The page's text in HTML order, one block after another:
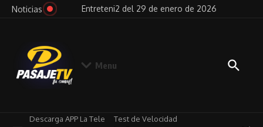
Saltar al contenido
Noticias Entreteni2 del 29 de enero de 2026
Menu
Descarga APP La Tele
Test de Velocidad